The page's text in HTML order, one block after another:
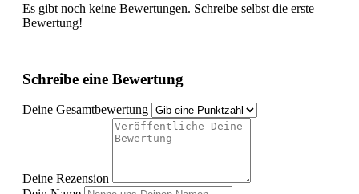
Es gibt noch keine Bewertungen. Schreibe selbst die erste
Bewertung!
Schreibe eine Bewertung
Deine Gesamtbewertung
Deine Rezension